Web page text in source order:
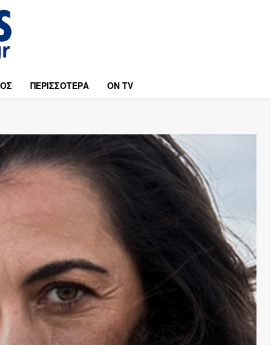
ΠΕΡΙΣΣΟΤΕΡΑ ON TV